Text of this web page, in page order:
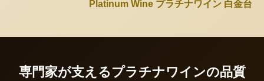
Platinum Wine プラチナワイン 白金台
専門家が支えるプラチナワインの品質